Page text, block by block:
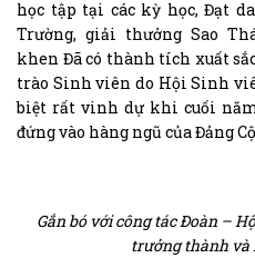
học tập tại các kỳ học, Đạt
Trường, giải thưởng Sao
khen Đã có thành tích xuất
trào Sinh viên do Hội Sinh
biệt rất vinh dự khi cuối
đứng vào hàng ngũ của Đảng
Gắn bó với công tác Đoàn –
trưởng thành và